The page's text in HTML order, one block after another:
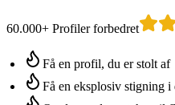
60.000+ Profiler forbedret
Få en profil, du er stolt af
Få en eksplosiv stigning i